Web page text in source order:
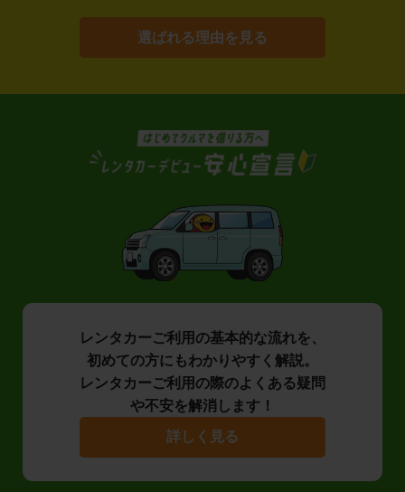
選ばれる理由を見る
レンタカーご利用の基本的な流れを、
初めての方にもわかりやすく解説。
レンタカーご利用の際のよくある疑問
や不安を解消します！
詳しく見る